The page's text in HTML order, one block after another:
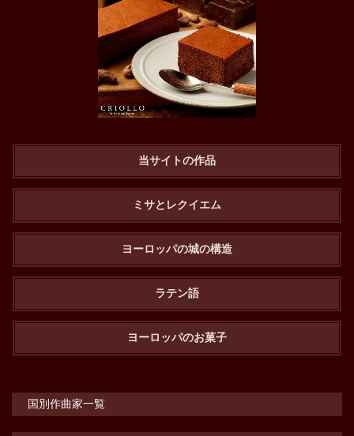
当サイトの作品
ミサとレクイエム
ヨーロッパの城の構造
ラテン語
ヨーロッパのお菓子
国別作曲家一覧